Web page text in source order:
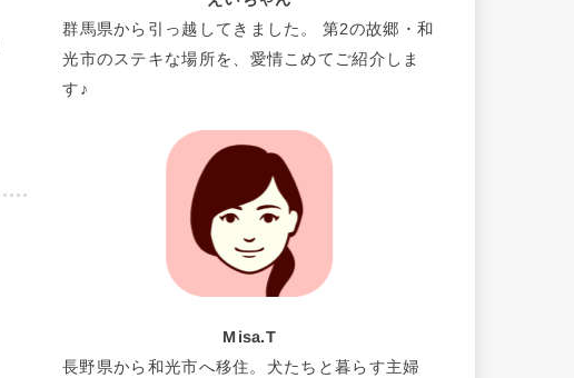
群馬県から引っ越してきました。 第2の故郷・和
光市のステキな場所を、愛情こめてご紹介しま
す♪
Misa.T
長野県から和光市へ移住。犬たちと暮らす主婦